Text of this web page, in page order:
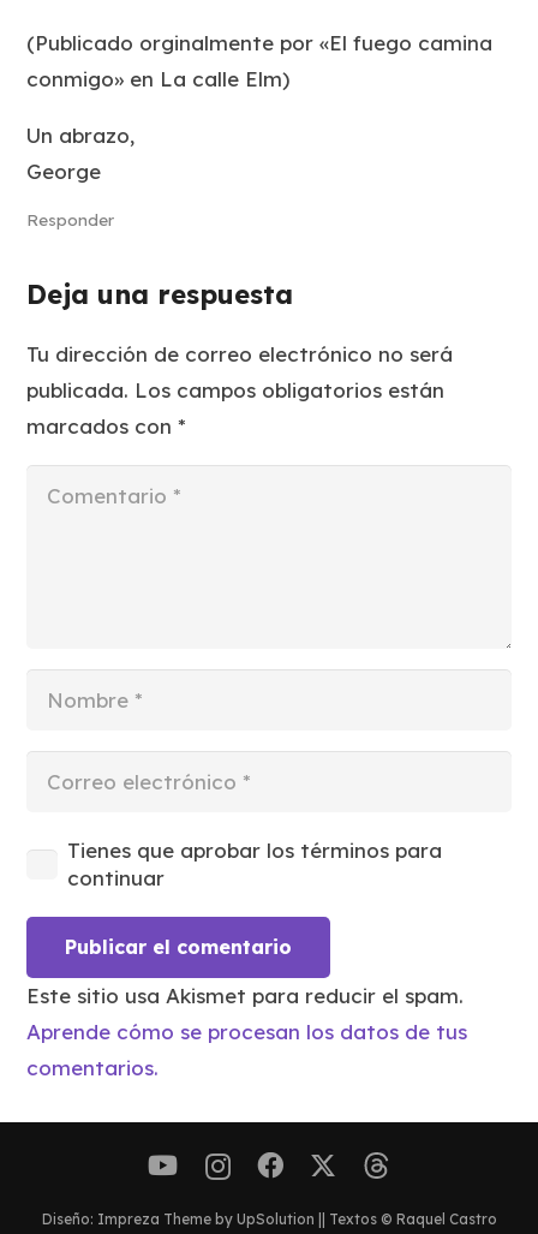
(Publicado orginalmente por «El fuego camina
conmigo» en La calle Elm)
Un abrazo,
George
Responder
Deja una respuesta
Tu dirección de correo electrónico no será
publicada. Los campos obligatorios están
marcados con*
Tienes que aprobar los términos para
continuar
Publicar el comentario
Este sitio usa Akismet para reducir el spam.
Aprende cómo se procesan los datos de tus
comentarios.
Diseño: Impreza Theme by UpSolution || Textos © Raquel Castro